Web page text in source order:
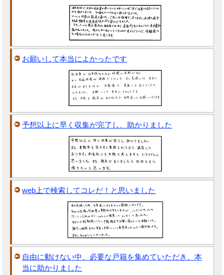
お願いして本当によかったです
予想以上に早く収集が完了し、助かりました
web上で検索してコレだ！と思いました
自由に動けない中、必要な戸籍を集めていただき、本
当に助かりました